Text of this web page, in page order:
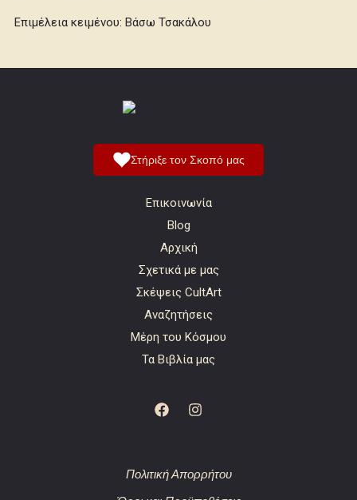
Επιμέλεια κειμένου: Βάσω Τσακάλου
Στήριξε τον Σκοπό μας
Επικοινωνία
Blog
Αρχική
Σχετικά με μας
Σκέψεις CultArt
Αναζητήσεις
Μέρη του Κόσμου
Τα Βιβλία μας
Πολιτική Απορρήτου